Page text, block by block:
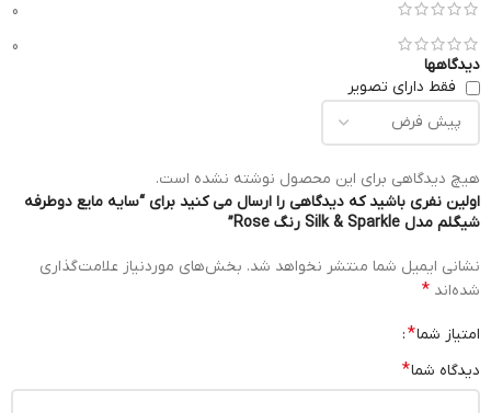
0
0
دیدگاهها
فقط دارای تصویر
هیچ دیدگاهی برای این محصول نوشته نشده است.
اولین نفری باشید که دیدگاهی را ارسال می کنید برای “سایه مایع دوطرفه
شیگلم مدل Silk & Sparkle رنگ Rose”
نشانی ایمیل شما منتشر نخواهد شد. بخش‌های موردنیاز علامت‌گذاری
شده‌اند *
امتیاز شما*
دیدگاه شما*